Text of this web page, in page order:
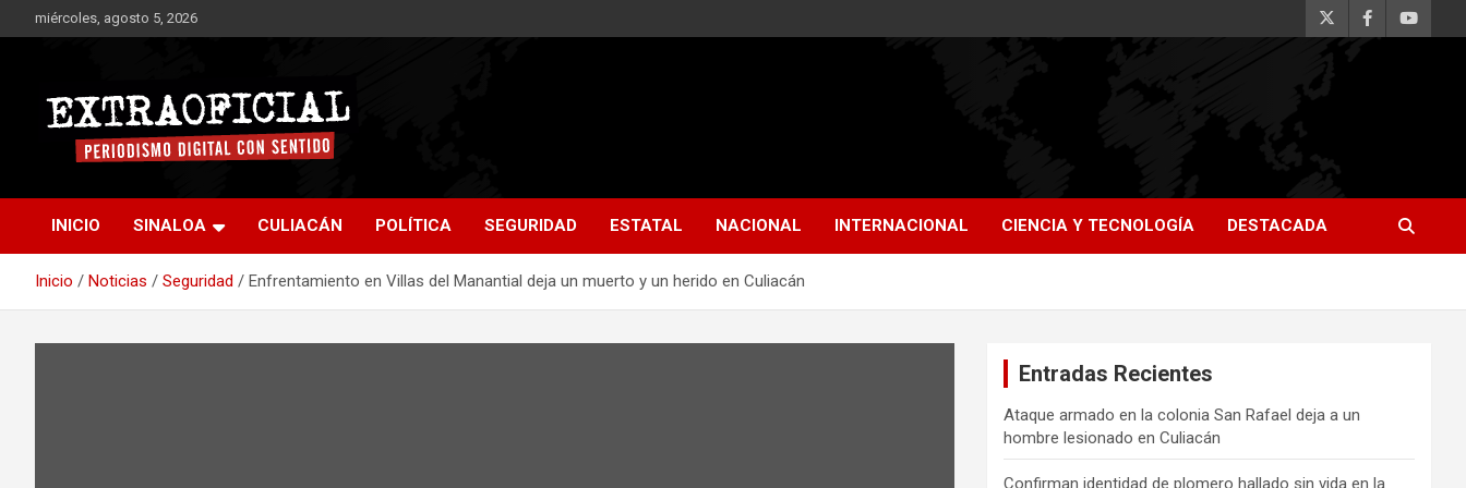
al
miércoles, agosto 5, 2026
Extraoficial
INICIO SINALOA CULIACÁN POLÍTICA SEGURIDAD ESTATAL NACIONAL INTERNACIONAL CIENCIA Y TECNOLOGÍA DESTACADA
Inicio Noticias Seguridad Enfrentamiento en Villas del Manantial deja un muerto y un herido en Culiacán
Entradas Recientes
Ataque armado en la colonia San Rafael deja a un
hombre lesionado en Culiacán
Confirman identidad de plomero hallado sin vida en la